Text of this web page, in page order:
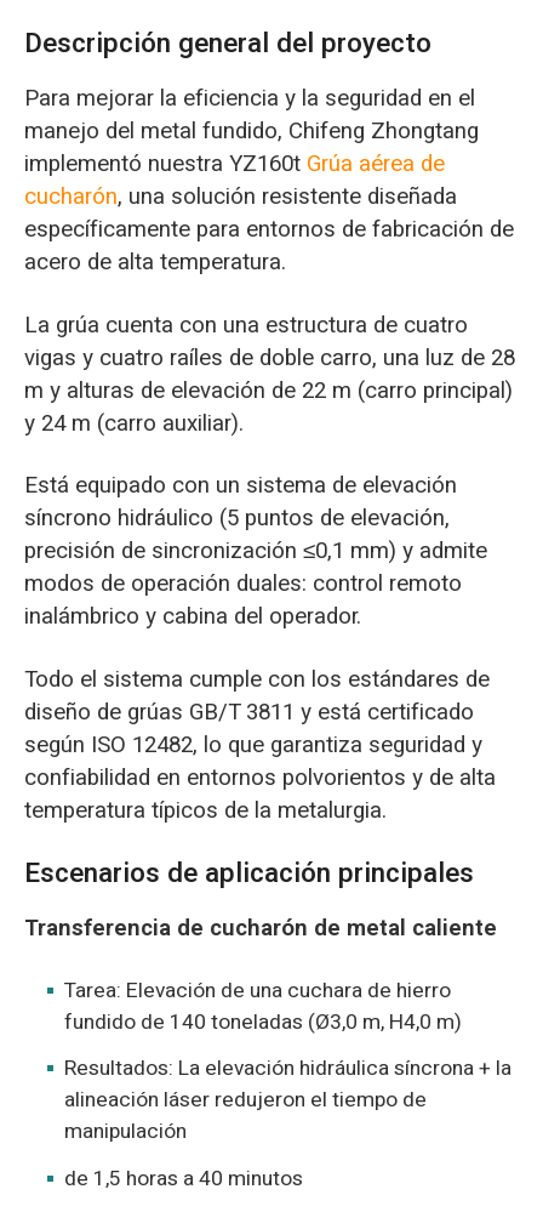
Descripción general del proyecto
Para mejorar la eficiencia y la seguridad en el
manejo del metal fundido, Chifeng Zhongtang
implementó nuestra YZ160t Grúa aérea de
cucharón, una solución resistente diseñada
específicamente para entornos de fabricación de
acero de alta temperatura.
La grúa cuenta con una estructura de cuatro
vigas y cuatro raíles de doble carro, una luz de 28
m y alturas de elevación de 22 m (carro principal)
y 24 m (carro auxiliar).
Está equipado con un sistema de elevación
síncrono hidráulico (5 puntos de elevación,
precisión de sincronización ≤0,1 mm) y admite
modos de operación duales: control remoto
inalámbrico y cabina del operador.
Todo el sistema cumple con los estándares de
diseño de grúas GB/T 3811 y está certificado
según ISO 12482, lo que garantiza seguridad y
confiabilidad en entornos polvorientos y de alta
temperatura típicos de la metalurgia.
Escenarios de aplicación principales
Transferencia de cucharón de metal caliente
Tarea: Elevación de una cuchara de hierro
fundido de 140 toneladas (Ø3,0 m, H4,0 m)
Resultados: La elevación hidráulica síncrona + la
alineación láser redujeron el tiempo de
manipulación
de 1,5 horas a 40 minutos